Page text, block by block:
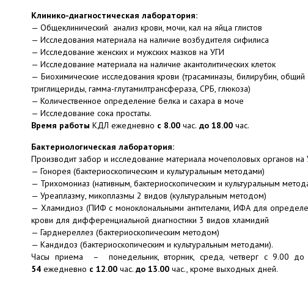
Клинико-диагностическая лаборатория:
— Общеклинический анализ крови, мочи, кал на яйца глистов
— Исследования материала на наличие возбудителя сифилиса
— Исследование женских и мужских мазков на УГИ
— Исследование материала на наличие акантолитических клеток
— Биохимические исследования крови (трасаминазы, билирубин,
триглицериды, гамма-глутамилтрансфераза, СРБ, глюкоза)
— Количественное определение белка и сахара в моче
— Исследование сока простаты.
Время работы КДЛ ежедневно с 8.00 час. до 18.00 час.
Бактериологическая лаборатория:
Производит забор и исследование материала мочеполовых органов на
— Гонорея (бактериоскопическим и культуральным методами)
— Трихомониаз (нативным, бактериоскопическим и культуральным
— Уреаплазму, микоплазмы 2 видов (культуральным методом)
— Хламидиоз (ПИФ с моноклональными антителами, ИФА для
крови для дифференциальной диагностики 3 видов хламидий
— Гарднереллез (бактериоскопическим методом)
— Кандидоз (бактериоскопическим и культуральным методами).
Часы приема – понедельник, вторник, среда, четверг с 9.00 до
54 ежедневно с 12.00час.до 13.00час., кроме выходных дней.